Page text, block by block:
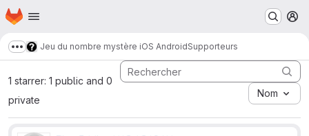
Passer au contenu principal
Page d'accueil
Afficher davantage de fils d'Ariane
Jeu du nombre mystère iOS AndroidSupporteurs
1 starrer: 1 public and 0
private
Nom